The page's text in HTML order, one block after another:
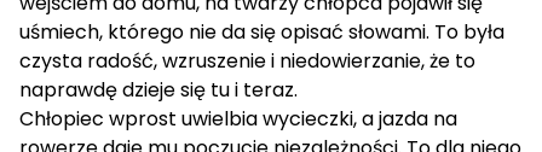
uśmiech, którego nie da się opisać słowami. To była
czysta radość, wzruszenie i niedowierzanie, że to
naprawdę dzieje się tu i teraz.
Chłopiec wprost uwielbia wycieczki, a jazda na